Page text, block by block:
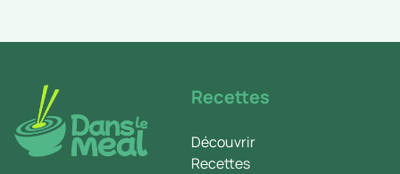
Recettes
Découvrir
Recettes